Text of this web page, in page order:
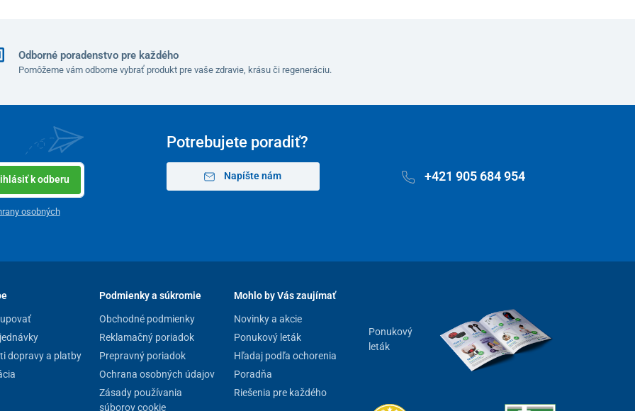
Odborné poradenstvo pre každého
Pomôžeme vám odborne vybrať produkt pre vaše zdravie, krásu či regeneráciu.
Potrebujete poradiť?
Napíšte nám +421 905 684 954
k odberu
osobných
dopravy a platby
Podmienky a súkromie
Obchodné podmienky
Reklamačný poriadok
Prepravný poriadok
Ochrana osobných údajov
Zásady používania
súborov cookie
Mohlo by Vás zaujímať
Novinky a akcie
Ponukový leták
Hľadaj podľa ochorenia
Poradňa
Riešenia pre každého
Ponukový
leták